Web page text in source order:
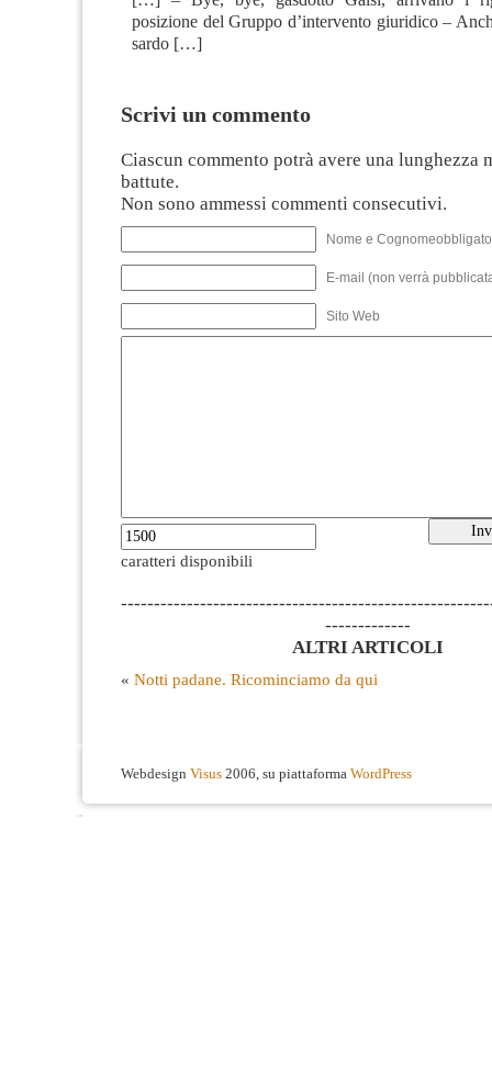
posizione del Gruppo d’intervento giuridico –
sardo […]
Scrivi un commento
Ciascun commento potrà avere una lunghezza
battute.
Non sono ammessi commenti consecutivi.
Nome e
E-mail (non verrà
Sito Web
caratteri disponibili
-------------
ALTRI ARTICOLI
« Notti padane. Ricominciamo da qui
Webdesign Visus 2006, su piattaforma WordPress